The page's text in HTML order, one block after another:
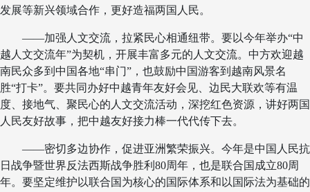
发展等新兴领域合作，更好造福两国人民。
——加强人文交流，拉紧民心相通纽带。要以今年举办“中
越人文交流年”为契机，开展丰富多元的人文交流。中方欢迎越
南民众多到中国各地“串门”，也鼓励中国游客到越南风景名
胜“打卡”。要共同办好中越青年友好会见、边民大联欢等有温
度、接地气、聚民心的人文交流活动，深挖红色资源，讲好两国
人民友好故事，把中越友好接力棒一代代传下去。
——密切多边协作，促进亚洲繁荣振兴。今年是中国人民抗
日战争暨世界反法西斯战争胜利80周年，也是联合国成立80周
年。要坚定维护以联合国为核心的国际体系和以国际法为基础的